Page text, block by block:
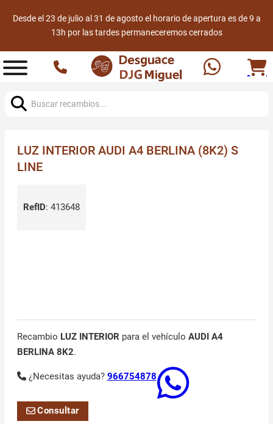
Desde el 23 de julio al 31 de agosto el horario de apertura es de 9 a
13h por las tardes permaneceremos cerrados
LUZ INTERIOR AUDI A4 BERLINA (8K2) S
LINE
RefID: 413648
Recambio LUZ INTERIOR para el vehículo AUDI A4
BERLINA 8K2.
¿Necesitas ayuda? 966754878
Consultar